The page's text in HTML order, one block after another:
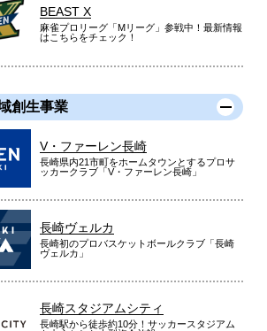
BEAST X
麻雀プロリーグ「Mリーグ」参戦中！最新情報
はこちらをチェック！
創生事業
V・ファーレン長崎
長崎県内21市町をホームタウンとするプロサ
ッカークラブ「V・ファーレン長崎」
長崎ヴェルカ
長崎初のプロバスケットボールクラブ「長崎
ヴェルカ」
長崎スタジアムシティ
長崎駅から徒歩約10分！サッカースタジアム